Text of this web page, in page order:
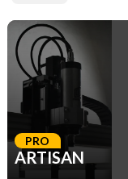
ARTISAN
PRO